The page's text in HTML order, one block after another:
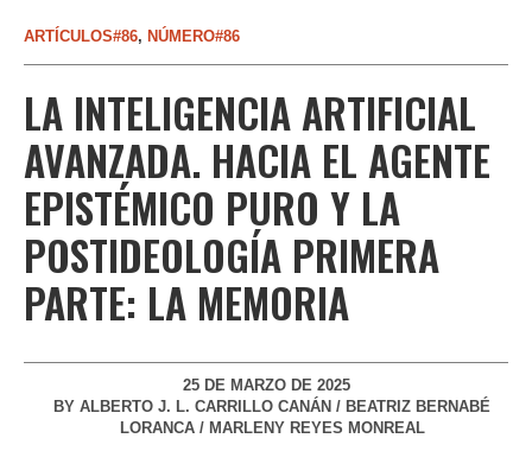
ARTÍCULOS#86, NÚMERO#86
LA INTELIGENCIA ARTIFICIAL
AVANZADA. HACIA EL AGENTE
EPISTÉMICO PURO Y LA
POSTIDEOLOGÍA PRIMERA
PARTE: LA MEMORIA
25 DE MARZO DE 2025
BY ALBERTO J. L. CARRILLO CANÁN / BEATRIZ BERNABÉ
LORANCA / MARLENY REYES MONREAL